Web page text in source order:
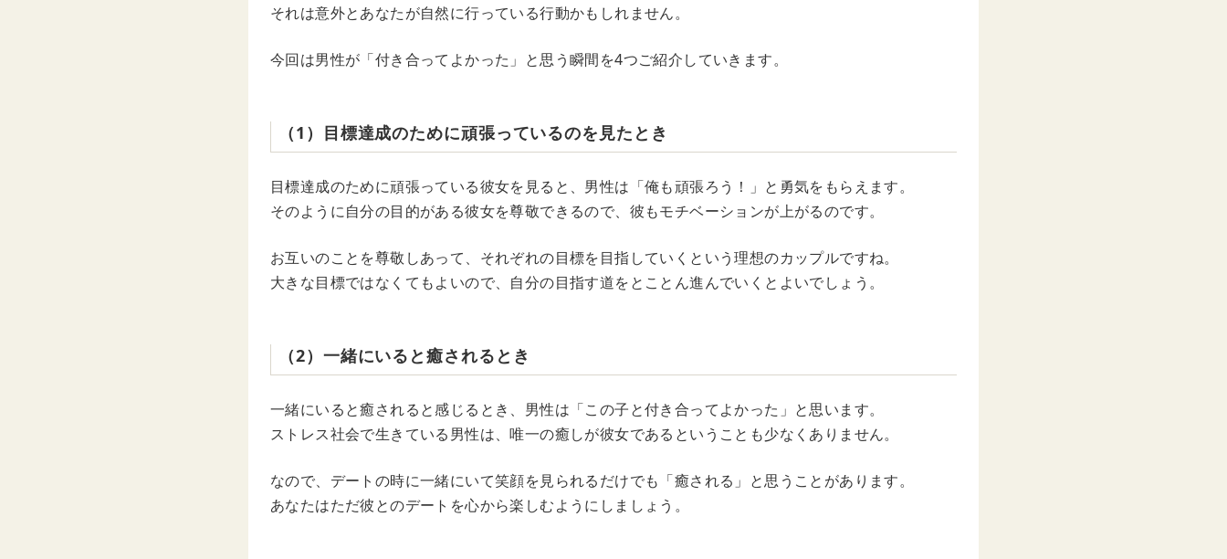
それは意外とあなたが自然に行っている行動かもしれません。
今回は男性が「付き合ってよかった」と思う瞬間を4つご紹介していきます。
（1）目標達成のために頑張っているのを見たとき
目標達成のために頑張っている彼女を見ると、男性は「俺も頑張ろう！」と勇気をもらえます。
そのように自分の目的がある彼女を尊敬できるので、彼もモチベーションが上がるのです。
お互いのことを尊敬しあって、それぞれの目標を目指していくという理想のカップルですね。
大きな目標ではなくてもよいので、自分の目指す道をとことん進んでいくとよいでしょう。
（2）一緒にいると癒されるとき
一緒にいると癒されると感じるとき、男性は「この子と付き合ってよかった」と思います。
ストレス社会で生きている男性は、唯一の癒しが彼女であるということも少なくありません。
なので、デートの時に一緒にいて笑顔を見られるだけでも「癒される」と思うことがあります。
あなたはただ彼とのデートを心から楽しむようにしましょう。